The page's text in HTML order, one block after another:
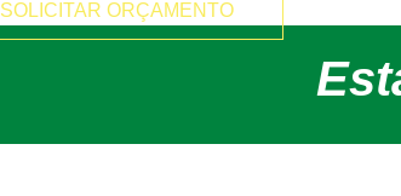
SOLICITAR ORÇAMENTO